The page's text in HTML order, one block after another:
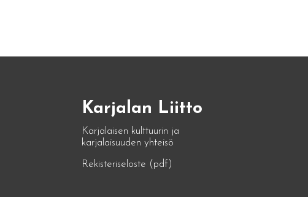
Karjalan Liitto
Karjalaisen kulttuurin ja
karjalaisuuden yhteisö
Rekisteriseloste (pdf)